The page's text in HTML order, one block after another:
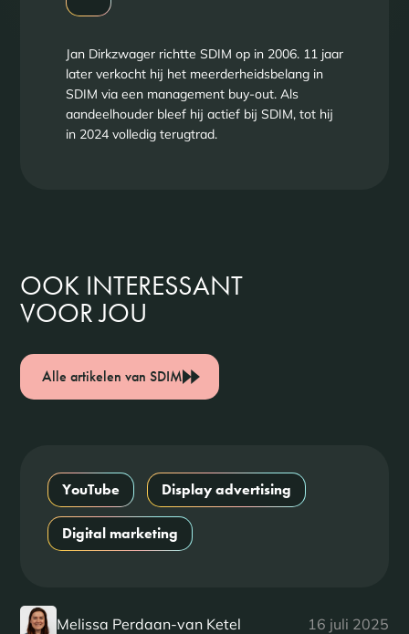
Jan Dirkzwager richtte SDIM op in 2006. 11 jaar
later verkocht hij het meerderheidsbelang in
SDIM via een management buy-out. Als
aandeelhouder bleef hij actief bij SDIM, tot hij
in 2024 volledig terugtrad.
OOK INTERESSANT
VOOR JOU
Alle artikelen van SDIM
YouTube Display advertising
Digital marketing
Melissa Perdaan-van Ketel 16 juli 2025